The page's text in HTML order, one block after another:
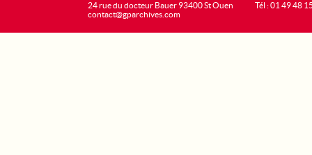
24 rue du docteur Bauer 93400 St Ouen
contact@gparchives.com
Tél : 01 49 48